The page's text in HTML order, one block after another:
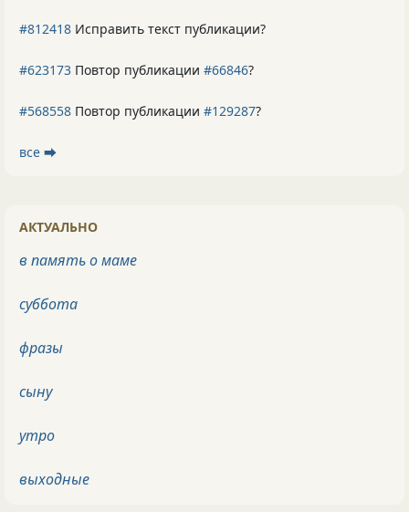
#812418 Исправить текст публикации?
#623173 Повтор публикации #66846?
#568558 Повтор публикации #129287?
все ⮕
АКТУАЛЬНО
в память о маме
суббота
фразы
сыну
утро
выходные